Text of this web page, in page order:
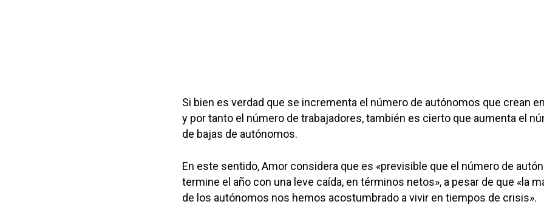
Si bien es verdad que se incrementa el número de autónomos que crean
y por tanto el número de trabajadores, también es cierto que aumenta el
de bajas de autónomos.
En este sentido, Amor considera que es «previsible que el número de
termine el año con una leve caída, en términos netos», a pesar de que «la
de los autónomos nos hemos acostumbrado a vivir en tiempos de crisis».